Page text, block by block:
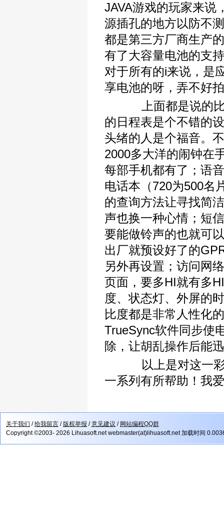
JAVA游戏的玩家来说
源插孔的地方以防不
都是第三方厂商生产
有了大容量电池的支
对于所有的i来说，是
享电池的呀，弄不好
上面都是说的比
的日程表是个不错的
头绪的人是个福音。
2000多大洋的闹钟在
每部手机都有了；语
电话本（720为500名
的查询方法让寻找简
声也换一种心情；短
要能做铃声的也就可
出厂就预设好了的
另外再设置；访问网
页面，要多HI就有多
度、状态灯、外屏的
比度都是非常人性化
TrueSync软件同步使
除，让胡乱操作后能
以上是对这一彩
一系列有所帮助！我
关于我们 /给我留言 /版权举报 /意见建议 / 网站编程QQ群
Copyright ©2003- 2026 Lihuasoft.net webmaster(at)lihuasoft.net 加载时间